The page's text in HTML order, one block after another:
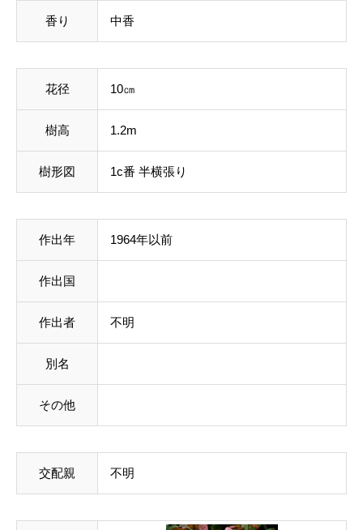
香り 中香
花径 10㎝
樹高 1.2m
樹形図 1c番 半横張り
作出年 1964年以前
作出国
作出者 不明
別名
その他
交配親 不明